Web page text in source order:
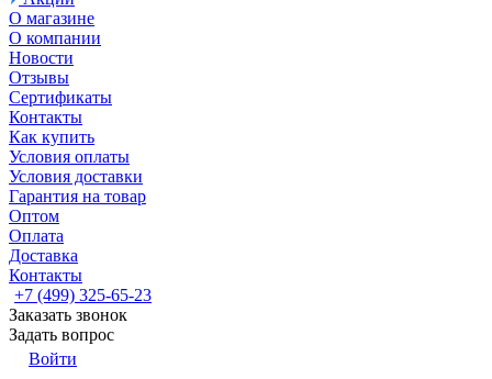
О магазине
О компании
Новости
Отзывы
Сертификаты
Контакты
Как купить
Условия оплаты
Условия доставки
Гарантия на товар
Оптом
Оплата
Доставка
Контакты
+7 (499) 325-65-23
Заказать звонок
Задать вопрос
Войти